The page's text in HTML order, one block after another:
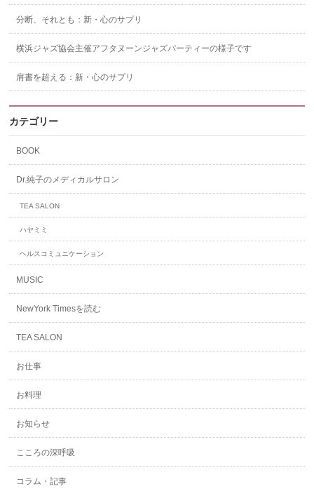
分断、それとも：新・心のサプリ
横浜ジャズ協会主催アフタヌーンジャズパーティーの様子です
肩書を超える：新・心のサプリ
カテゴリー
BOOK
Dr.純子のメディカルサロン
TEA SALON
ハヤミミ
ヘルスコミュニケーション
MUSIC
NewYork Timesを読む
TEA SALON
お仕事
お料理
お知らせ
こころの深呼吸
コラム・記事